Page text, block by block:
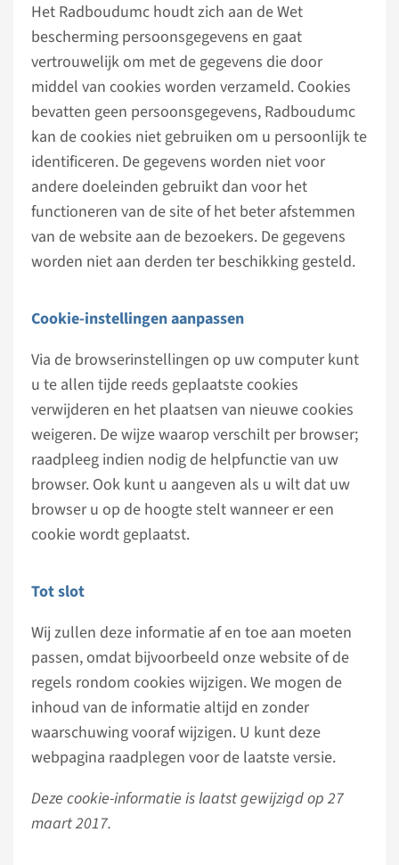
Het Radboudumc houdt zich aan de Wet
bescherming persoonsgegevens en gaat
vertrouwelijk om met de gegevens die door
middel van cookies worden verzameld. Cookies
bevatten geen persoonsgegevens, Radboudumc
kan de cookies niet gebruiken om u persoonlijk te
identificeren. De gegevens worden niet voor
andere doeleinden gebruikt dan voor het
functioneren van de site of het beter afstemmen
van de website aan de bezoekers. De gegevens
worden niet aan derden ter beschikking gesteld.
Cookie-instellingen aanpassen
Via de browserinstellingen op uw computer kunt
u te allen tijde reeds geplaatste cookies
verwijderen en het plaatsen van nieuwe cookies
weigeren. De wijze waarop verschilt per browser;
raadpleeg indien nodig de helpfunctie van uw
browser. Ook kunt u aangeven als u wilt dat uw
browser u op de hoogte stelt wanneer er een
cookie wordt geplaatst.
Tot slot
Wij zullen deze informatie af en toe aan moeten
passen, omdat bijvoorbeeld onze website of de
regels rondom cookies wijzigen. We mogen de
inhoud van de informatie altijd en zonder
waarschuwing vooraf wijzigen. U kunt deze
webpagina raadplegen voor de laatste versie.
Deze cookie-informatie is laatst gewijzigd op 27
maart 2017.